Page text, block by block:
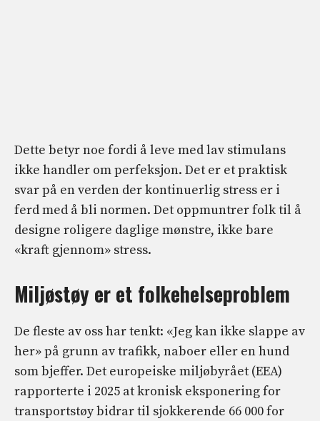
Dette betyr noe fordi å leve med lav stimulans
ikke handler om perfeksjon. Det er et praktisk
svar på en verden der kontinuerlig stress er i
ferd med å bli normen. Det oppmuntrer folk til å
designe roligere daglige mønstre, ikke bare
«kraft gjennom» stress.
Miljøstøy er et folkehelseproblem
De fleste av oss har tenkt: «Jeg kan ikke slappe av
her» på grunn av trafikk, naboer eller en hund
som bjeffer. Det europeiske miljøbyrået (EEA)
rapporterte i 2025 at kronisk eksponering for
transportstøy bidrar til sjokkerende 66 000 for